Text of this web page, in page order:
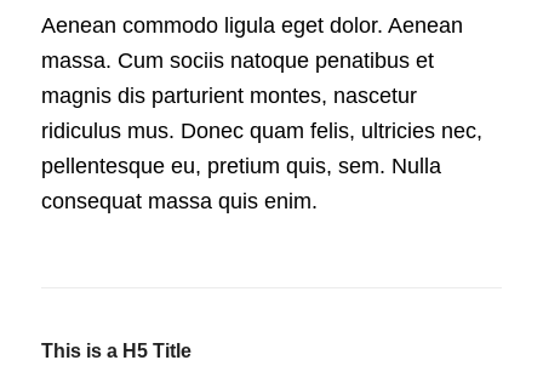
Aenean commodo ligula eget dolor. Aenean
massa. Cum sociis natoque penatibus et
magnis dis parturient montes, nascetur
ridiculus mus. Donec quam felis, ultricies nec,
pellentesque eu, pretium quis, sem. Nulla
consequat massa quis enim.
This is a H5 Title